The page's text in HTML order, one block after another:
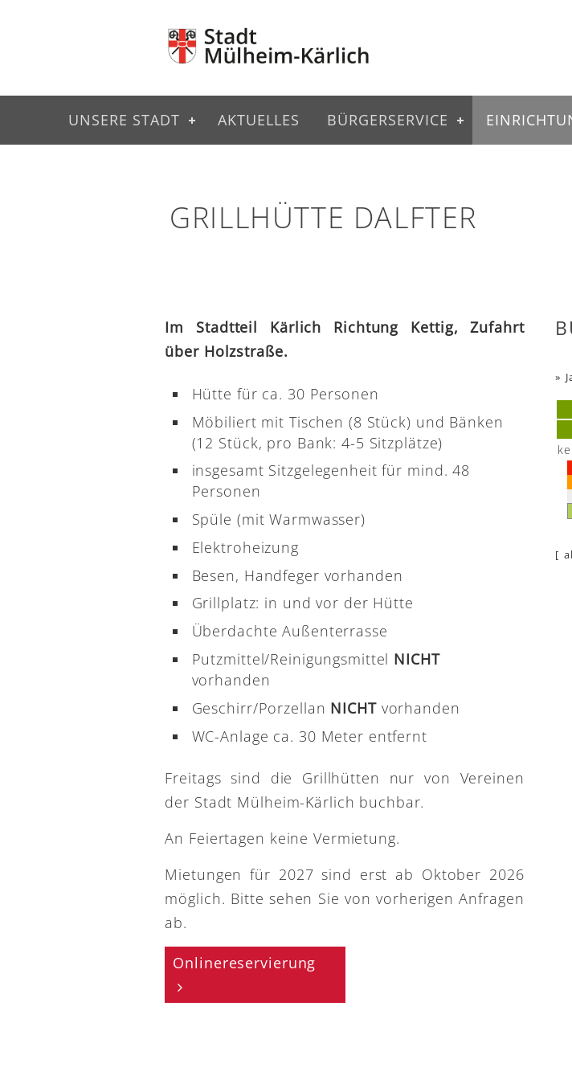
UNSERE STADT AKTUELLES BÜRGERSERVICE
GRILLHÜTTE DALFTER
Im Stadtteil Kärlich Richtung Kettig, Zufahrt
über Holzstraße.
Hütte für ca. 30 Personen
Möbiliert mit Tischen (8 Stück) und Bänken
(12 Stück, pro Bank: 4-5 Sitzplätze)
insgesamt Sitzgelegenheit für mind. 48
Personen
Spüle (mit Warmwasser)
Elektroheizung
Besen, Handfeger vorhanden
Grillplatz: in und vor der Hütte
Überdachte Außenterrasse
Putzmittel/Reinigungsmittel NICHT
vorhanden
Geschirr/Porzellan NICHT vorhanden
WC-Anlage ca. 30 Meter entfernt
Freitags sind die Grillhütten nur von Vereinen
der Stadt Mülheim-Kärlich buchbar.
An Feiertagen keine Vermietung.
Mietungen für 2027 sind erst ab Oktober 2026
möglich. Bitte sehen Sie von vorherigen Anfragen
ab.
Onlinereservierung
»
[